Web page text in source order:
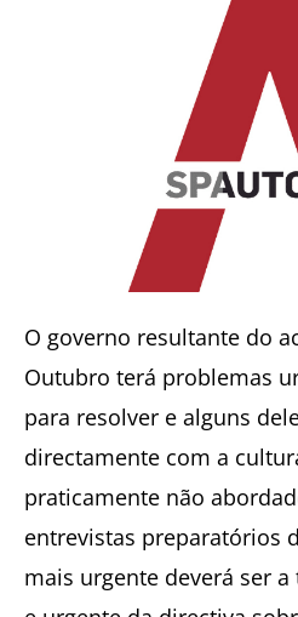
O governo resultante do
Outubro terá problemas
para resolver e alguns
directamente com a
praticamente não
entrevistas preparatórios
mais urgente deverá ser